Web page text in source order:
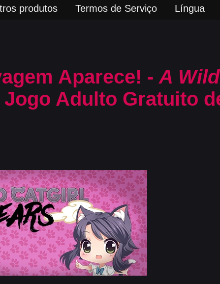
produtos Termos de Serviço Língua
Aparece! - A Wild
Adulto Gratuito